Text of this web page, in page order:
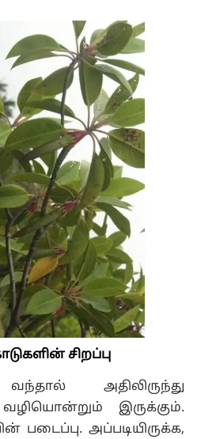
சிறப்பு
அதிலிருந்து
இருக்கும்.
படைப்பு. அப்படியிருக்க,